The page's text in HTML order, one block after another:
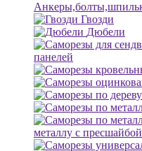
Гвозди
Дюбели
панелей
металлу с пресшайбой